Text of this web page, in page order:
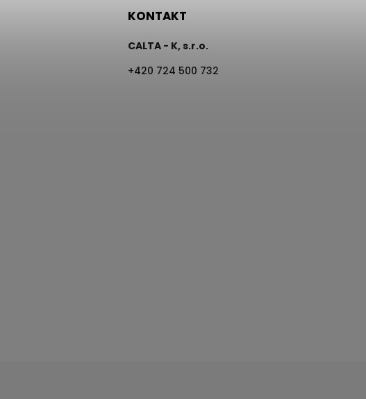
KONTAKT
CALTA - K, s.r.o.
+420 724 500 732